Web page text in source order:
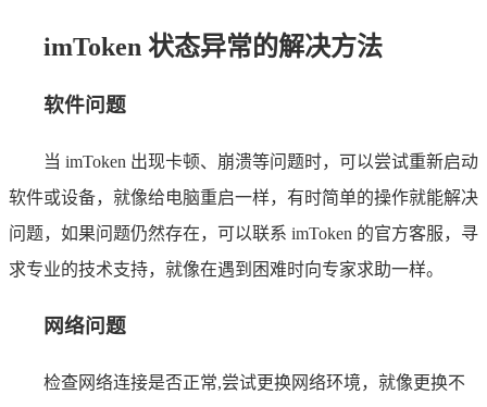
imToken 状态异常的解决方法
软件问题
当 imToken 出现卡顿、崩溃等问题时，可以尝试重新启动
软件或设备，就像给电脑重启一样，有时简单的操作就能解决
问题，如果问题仍然存在，可以联系 imToken 的官方客服，寻
求专业的技术支持，就像在遇到困难时向专家求助一样。
网络问题
检查网络连接是否正常,尝试更换网络环境，就像更换不